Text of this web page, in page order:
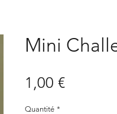
Mini
1,00 €Prix
Quantité *